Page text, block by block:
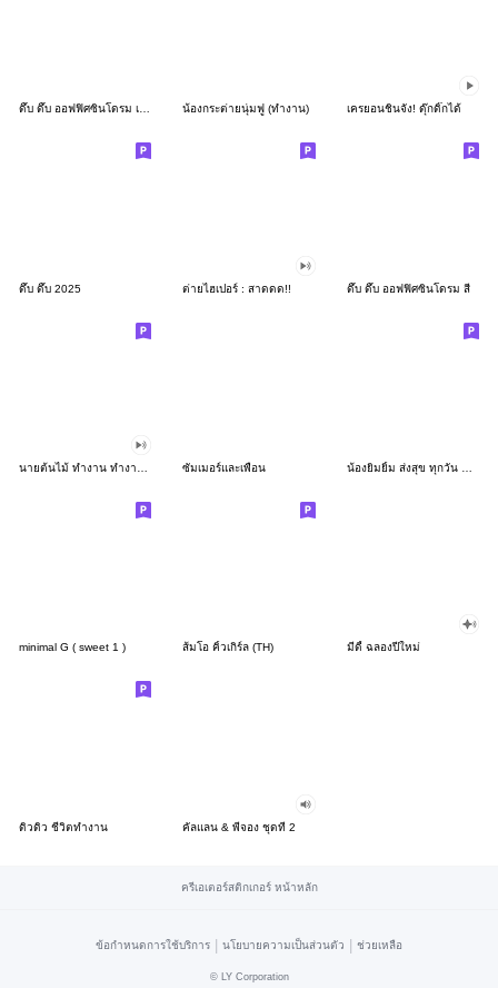
ดึ๊บ ดึ๊บ ออฟฟิศซินโดรม เก้า น้องกระต่ายนุ่มฟู (ทำงาน) เครยอนชินจัง! ดุ๊กดิ๊กได้
ดึ๊บ ดึ๊บ 2025 ต่ายไฮเปอร์ : สาดดด!! ดึ๊บ ดึ๊บ ออฟฟิศซินโดรม สี่
ซัมเมอร์และเพื่อน
minimal G ( sweet 1 ) ส้มโอ คิ้วเกิร์ล (TH) มีดี้ ฉลองปีใหม่
ดิวดิว ชีวิตทำงาน คัลแลน & พี่จอง ชุดที่ 2
ครีเอเตอร์สติกเกอร์ หน้าหลัก
ข้อกำหนดการใช้บริการ | นโยบายความเป็นส่วนตัว | ช่วยเหลือ
© LY Corporation